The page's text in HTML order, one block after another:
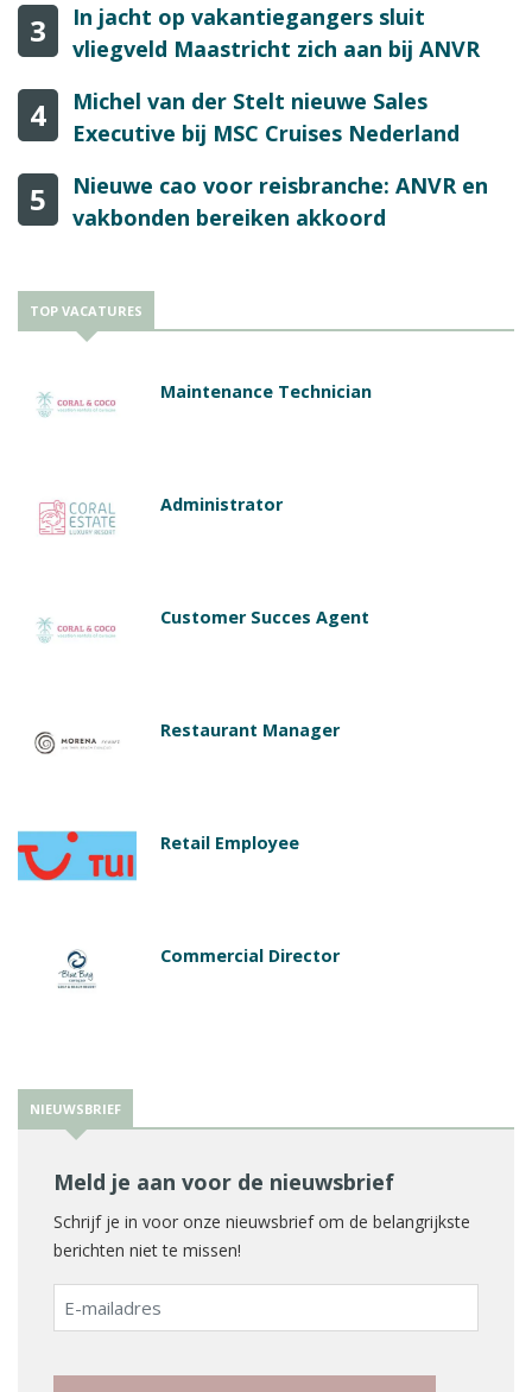
3
In jacht op vakantiegangers sluit
vliegveld Maastricht zich aan bij ANVR
4
Michel van der Stelt nieuwe Sales
Executive bij MSC Cruises Nederland
5
Nieuwe cao voor reisbranche: ANVR en
vakbonden bereiken akkoord
TOP VACATURES
Maintenance Technician
Administrator
Customer Succes Agent
Restaurant Manager
Retail Employee
Commercial Director
NIEUWSBRIEF
Meld je aan voor de nieuwsbrief
Schrijf je in voor onze nieuwsbrief om de belangrijkste
berichten niet te missen!
E-
mailadres